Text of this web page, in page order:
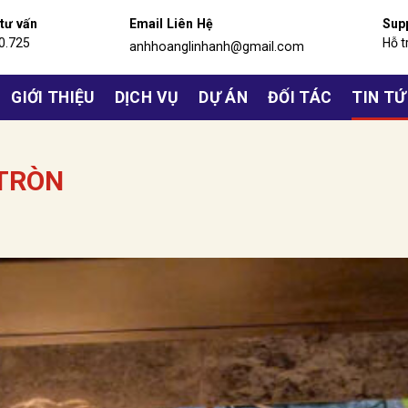
vấn
Email Liên Hệ
anhhoanglinhanh@gmail.com
Hỗ
GIỚI THIỆU DỊCH VỤ DỰ ÁN ĐỐI TÁC TIN